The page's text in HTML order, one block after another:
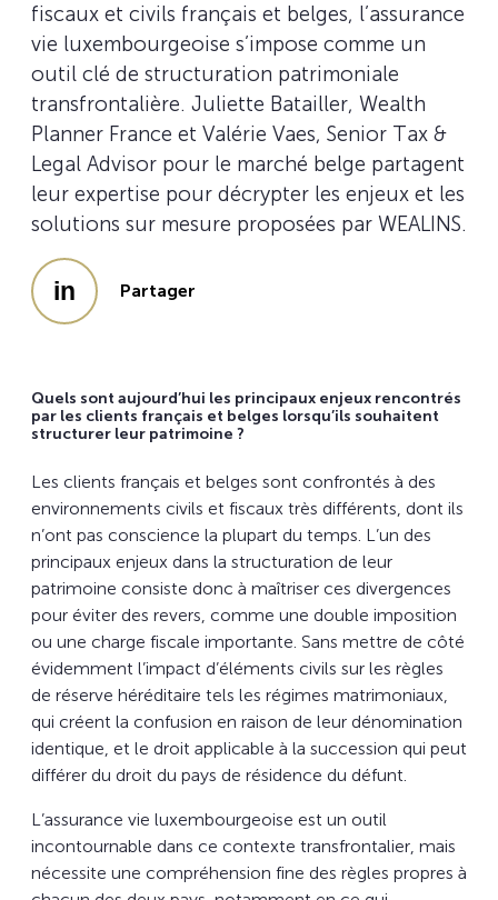
fiscaux et civils français et belges, l’assurance
vie luxembourgeoise s’impose comme un
outil clé de structuration patrimoniale
transfrontalière. Juliette Batailler, Wealth
Planner France et Valérie Vaes, Senior Tax &
Legal Advisor pour le marché belge partagent
leur expertise pour décrypter les enjeux et les
solutions sur mesure proposées par WEALINS.
Partager
Quels sont aujourd’hui les principaux enjeux rencontrés
par les clients français et belges lorsqu’ils souhaitent
structurer leur patrimoine ?
Les clients français et belges sont confrontés à des
environnements civils et fiscaux très différents, dont ils
n’ont pas conscience la plupart du temps. L’un des
principaux enjeux dans la structuration de leur
patrimoine consiste donc à maîtriser ces divergences
pour éviter des revers, comme une double imposition
ou une charge fiscale importante. Sans mettre de côté
évidemment l’impact d’éléments civils sur les règles
de réserve héréditaire tels les régimes matrimoniaux,
qui créent la confusion en raison de leur dénomination
identique, et le droit applicable à la succession qui peut
différer du droit du pays de résidence du défunt.
L’assurance vie luxembourgeoise est un outil
incontournable dans ce contexte transfrontalier, mais
nécessite une compréhension fine des règles propres à